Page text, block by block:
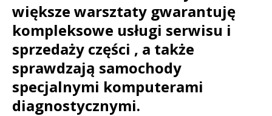
większe warsztaty gwarantuję
kompleksowe usługi serwisu i
sprzedaży części , a także
sprawdzają samochody
specjalnymi komputerami
diagnostycznymi.